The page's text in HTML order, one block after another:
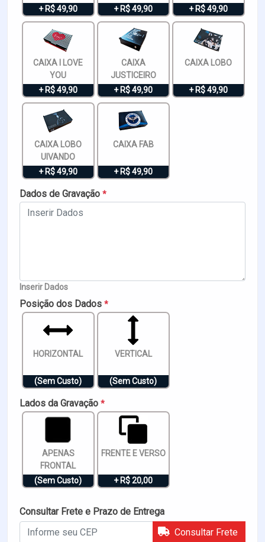
+ R$ 49,90 + R$ 49,90
+ R$ 49,90
CAIXA I LOVE
YOU
+ R$ 49,90
CAIXA
JUSTICEIRO
+ R$ 49,90
CAIXA LOBO
+ R$ 49,90
CAIXA LOBO
UIVANDO
+ R$ 49,90
CAIXA FAB
+ R$ 49,90
Dados de Gravação *
Inserir Dados
Posição dos Dados *
HORIZONTAL
(Sem Custo)
VERTICAL
(Sem Custo)
Lados da Gravação *
APENAS
FRONTAL
(Sem Custo)
FRENTE E VERSO
+ R$ 20,00
Consultar Frete e Prazo de Entrega
Consultar Frete